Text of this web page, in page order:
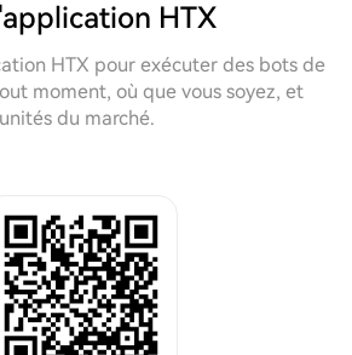
HTX
HTX pour exécuter des bots de
moment, où que vous soyez, et
du marché.